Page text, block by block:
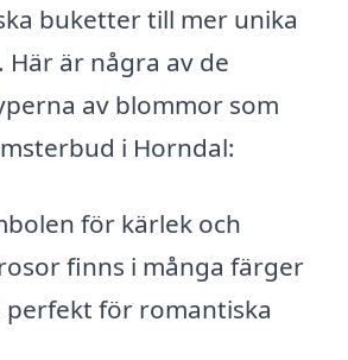
buketter till mer unika
är några av de
av blommor som
i Horndal:
för kärlek och
finns i många färger
perfekt för romantiska